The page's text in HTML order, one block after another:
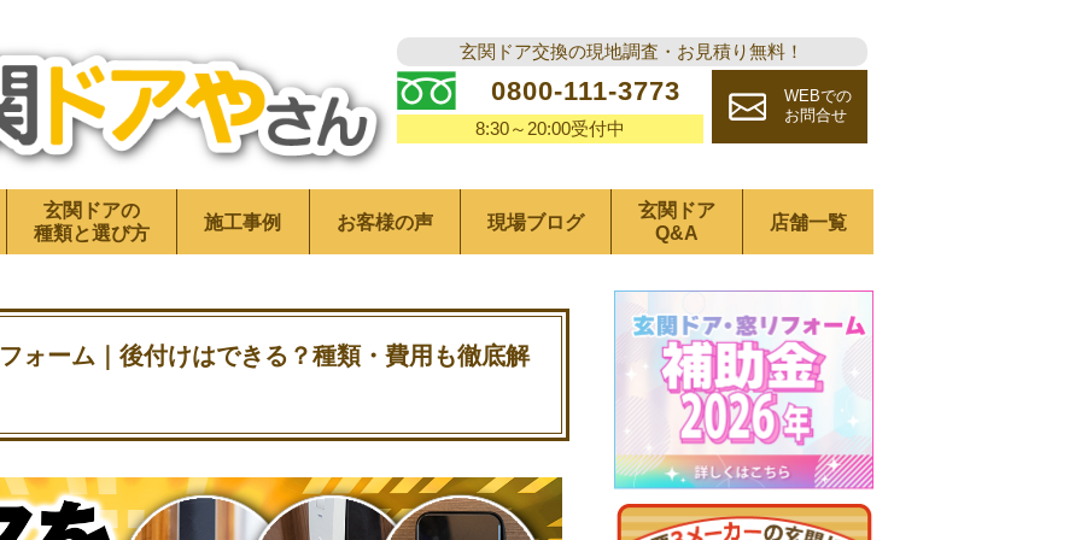
玄関ドア交換の現地調査・お見積り無料！
0800-111-3773
8:30～20:00受付中
WEBでの
お問合せ
玄関ドアの
種類と選び方
施工事例 お客様の声 現場ブログ
玄関ドア
Q&A
店舗一覧
ォーム｜後付けはできる？種類・費用も徹底解